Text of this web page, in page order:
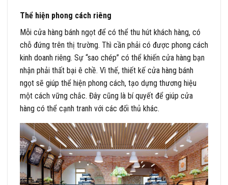
Thể hiện phong cách riêng
Mỗi cửa hàng bánh ngọt để có thể thu hút khách hàng, có
chỗ đứng trên thị trường. Thì cần phải có được phong cách
kinh doanh riêng. Sự “sao chép” có thể khiến cửa hàng bạn
nhận phải thất bại ê chề. Vì thế, thiết kế cửa hàng bánh
ngọt sẽ giúp thể hiện phong cách, tạo dựng thương hiệu
một cách vững chắc. Đây cũng là bí quyết để giúp cửa
hàng có thể cạnh tranh với các đối thủ khác.